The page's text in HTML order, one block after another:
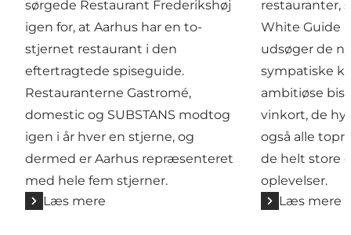
sørgede Restaurant Frederikshøj
igen for, at Aarhus har en to-
stjernet restaurant i den
eftertragtede spiseguide.
Restauranterne Gastromé,
domestic og SUBSTANS modtog
igen i år hver en stjerne, og
dermed er Aarhus repræsenteret
med hele fem stjerner.
Læs mere
restauranter,
White Guide
udsøger de
sympatiske
ambitiøse
vinkort, de
også alle
de helt store
oplevelser.
Læs mere